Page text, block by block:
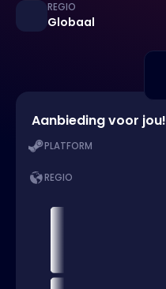
REGIO
Globaal
Aanbieding voor jou!
PLATFORM
REGIO